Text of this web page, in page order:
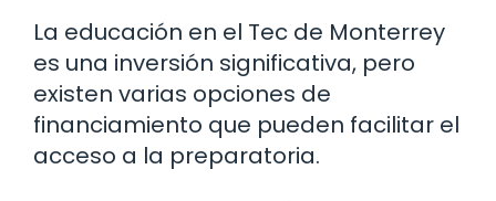
La educación en el Tec de Monterrey
es una inversión significativa, pero
existen varias opciones de
financiamiento que pueden facilitar el
acceso a la preparatoria.